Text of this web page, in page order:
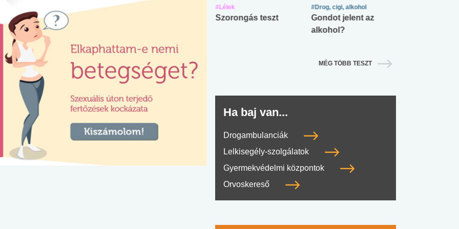
Angol középfokú
nyelvvizsga teszt -
No.42
#Suli, munka #Lélek
Szorongás teszt
#Drog, cigi, alkohol
Gondot jelent az
alkohol?
MÉG TÖBB TESZT
Ha baj van...
Drogambulanciák
Lelkisegély-szolgálatok
Gyermekvédelmi központok
Orvoskereső